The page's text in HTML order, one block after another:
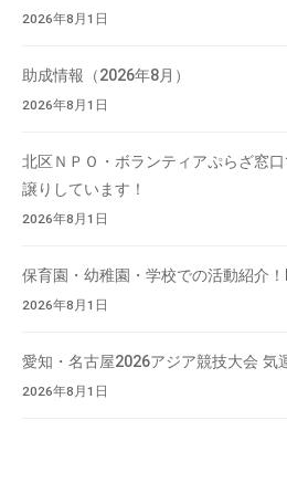
2026年8月1日
助成情報（2026年8月）
2026年8月1日
北区ＮＰＯ・ボランティアぷらざ窓
譲りしています！
2026年8月1日
保育園・幼稚園・学校での活動紹介
2026年8月1日
愛知・名古屋2026アジア競技大会 気
2026年8月1日